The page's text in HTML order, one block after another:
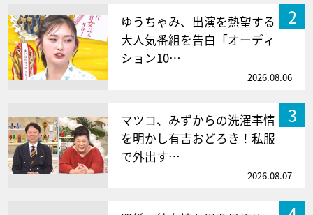
2
ゆうちゃみ、出演を熱望する
大人気番組を告白「オーディ
ション10…
2026.08.06
3
マツコ、みずからの洗濯事情
を明かし有吉おどろき！私服
で外出す…
2026.08.07